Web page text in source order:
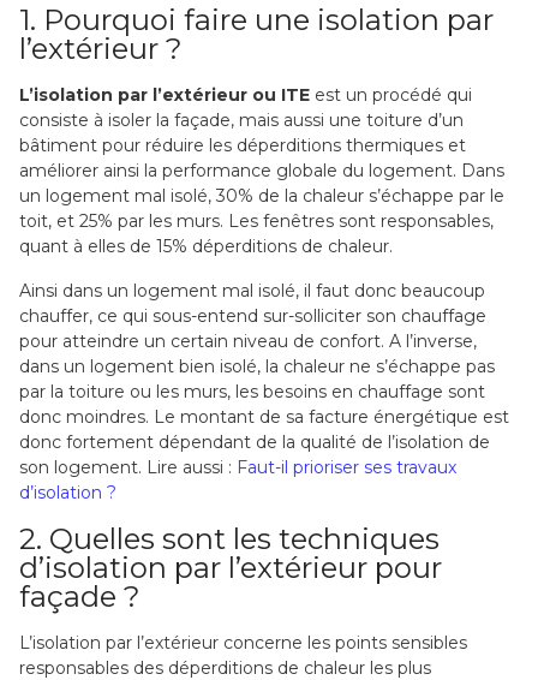
1. Pourquoi faire une isolation par
l’extérieur ?
L’isolation par l’extérieur ou ITE est un procédé qui
consiste à isoler la façade, mais aussi une toiture d’un
bâtiment pour réduire les déperditions thermiques et
améliorer ainsi la performance globale du logement. Dans
un logement mal isolé, 30% de la chaleur s’échappe par le
toit, et 25% par les murs. Les fenêtres sont responsables,
quant à elles de 15% déperditions de chaleur.
Ainsi dans un logement mal isolé, il faut donc beaucoup
chauffer, ce qui sous-entend sur-solliciter son chauffage
pour atteindre un certain niveau de confort. A l’inverse,
dans un logement bien isolé, la chaleur ne s’échappe pas
par la toiture ou les murs, les besoins en chauffage sont
donc moindres. Le montant de sa facture énergétique est
donc fortement dépendant de la qualité de l’isolation de
son logement. Lire aussi : Faut-il prioriser ses travaux
d’isolation ?
2. Quelles sont les techniques
d’isolation par l’extérieur pour
façade ?
L’isolation par l’extérieur concerne les points sensibles
responsables des déperditions de chaleur les plus